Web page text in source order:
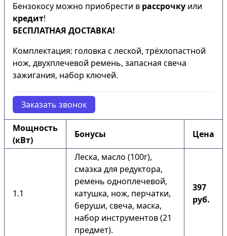
Бензокосу можно приобрести в рассрочку или
кредит!
БЕСПЛАТНАЯ ДОСТАВКА!
Комплектация: головка с леской, трёхлопастной
нож, двухплечевой ремень, запасная свеча
зажигания, набор ключей.
Заказать звонок
Мощность
(кВт)
Бонусы Цена
1.1
Леска, масло (100г),
смазка для редуктора,
ремень одноплечевой,
катушка, нож, перчатки,
беруши, свеча, маска,
набор инструментов (21
предмет).
397
руб.